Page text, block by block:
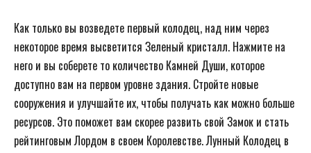
Как только вы возведете первый колодец, над ним через
некоторое время высветится Зеленый кристалл. Нажмите на
него и вы соберете то количество Камней Души, которое
доступно вам на первом уровне здания. Стройте новые
сооружения и улучшайте их, чтобы получать как можно больше
ресурсов. Это поможет вам скорее развить свой Замок и стать
рейтинговым Лордом в своем Королевстве. Лунный Колодец в